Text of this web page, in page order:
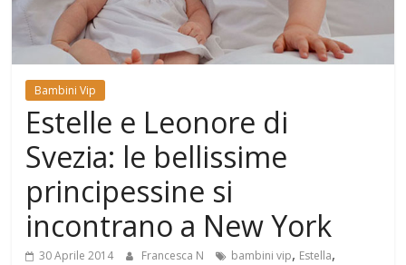
Mondo
Bambini Vip
Estelle e Leonore di
Svezia: le bellissime
principessine si
incontrano a New York
30 Aprile 2014 Francesca N bambini vip, Estella,